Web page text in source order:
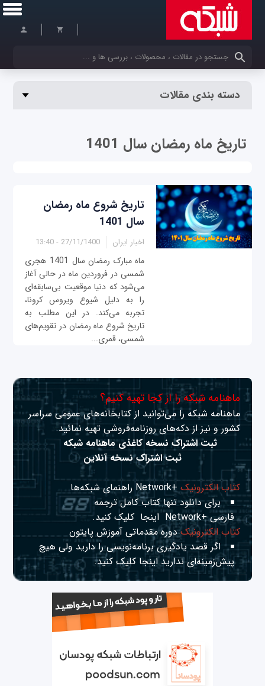
کلمات کلیدی خود را وارد کنید
دسته بندی مقالات
تاریخ ماه رمضان سال 1401
تاریخ شروع ماه رمضان
سال 1401
اخبار ایران 27/11/1400 - 13:40
ماه مبارک رمضان سال 1401 هجری
شمسی در فروردین ماه در حالی آغاز
می‌شود که دنیا موقعیت بی‌سابقه‌ای
را به دلیل شیوع ویروس کرونا،
تجربه می‌کند. در این مطلب به
تاریخ شروع ماه رمضان در تقویم‌های
شمسی، قمری...
ماهنامه شبکه را از کجا تهیه کنیم؟
ماهنامه شبکه را می‌توانید از کتابخانه‌های عمومی سراسر
کشور و نیز از دکه‌های روزنامه‌فروشی تهیه نمائید.
ثبت اشتراک نسخه کاغذی ماهنامه شبکه
ثبت اشتراک نسخه آنلاین
کتاب الکترونیک+Network راهنمای شبکه‌ها
برای دانلود تنها کتاب کامل ترجمه
فارسی +Network
اینجا کلیک کنید.
کتاب الکترونیکدوره مقدماتی آموزش پایتون
اگر قصد یادگیری برنامه‌نویسی را دارید ولی هیچ
پیش‌زمینه‌ای نداریداینجا کلیک کنید.